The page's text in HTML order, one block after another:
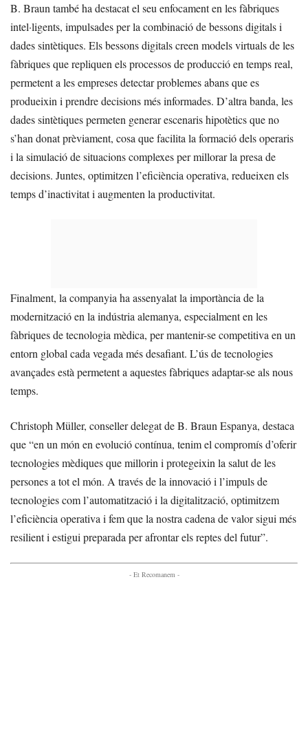
B. Braun també ha destacat el seu enfocament en les fàbriques
intel·ligents, impulsades per la combinació de bessons digitals i
dades sintètiques. Els bessons digitals creen models virtuals de les
fàbriques que repliquen els processos de producció en temps real,
permetent a les empreses detectar problemes abans que es
produeixin i prendre decisions més informades. D’altra banda, les
dades sintètiques permeten generar escenaris hipotètics que no
s’han donat prèviament, cosa que facilita la formació dels operaris
i la simulació de situacions complexes per millorar la presa de
decisions. Juntes, optimitzen l’eficiència operativa, redueixen els
temps d’inactivitat i augmenten la productivitat.
Finalment, la companyia ha assenyalat la importància de la
modernització en la indústria alemanya, especialment en les
fàbriques de tecnologia mèdica, per mantenir-se competitiva en un
entorn global cada vegada més desafiant. L’ús de tecnologies
avançades està permetent a aquestes fàbriques adaptar-se als nous
temps.
Christoph Müller, conseller delegat de B. Braun Espanya, destaca
que “en un món en evolució contínua, tenim el compromís d’oferir
tecnologies mèdiques que millorin i protegeixin la salut de les
persones a tot el món. A través de la innovació i l’impuls de
tecnologies com l’automatització i la digitalització, optimitzem
l’eficiència operativa i fem que la nostra cadena de valor sigui més
resilient i estigui preparada per afrontar els reptes del futur”.
- Et Recomanem -